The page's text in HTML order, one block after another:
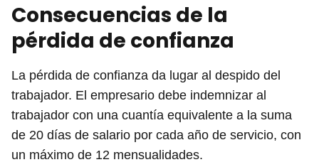
Consecuencias de la
pérdida de confianza
La pérdida de confianza da lugar al despido del
trabajador. El empresario debe indemnizar al
trabajador con una cuantía equivalente a la suma
de 20 días de salario por cada año de servicio, con
un máximo de 12 mensualidades.